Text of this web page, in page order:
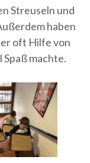
Streuseln und
haben
oft Hilfe von
Spaß machte.